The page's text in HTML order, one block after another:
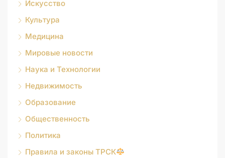
Искусство
Культура
Медицина
Мировые новости
Наука и Технологии
Недвижимость
Образование
Общественность
Политика
Правила и законы ТРСК